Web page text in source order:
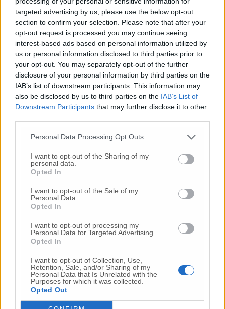
targeted advertising by us, please use the below opt-out
section to confirm your selection. Please note that after your
opt-out request is processed you may continue seeing
interest-based ads based on personal information utilized by
us or personal information disclosed to third parties prior to
your opt-out. You may separately opt-out of the further
disclosure of your personal information by third parties on the
IAB’s list of downstream participants. This information may
also be disclosed by us to third parties on the IAB’s List of
Downstream Participants that may further disclose it to other
Personal Data Processing Opt Outs
I want to opt-out of the Sharing of my
personal data.
Opted In
I want to opt-out of the Sale of my
Personal Data.
Opted In
I want to opt-out of processing my
Personal Data for Targeted Advertising.
Opted In
I want to opt-out of Collection, Use,
Retention, Sale, and/or Sharing of my
Personal Data that Is Unrelated with the
Purposes for which it was collected.
Opted Out
sarà distribuito ai partecipanti.
«Il porto è parte integrante della città di
Ancona – spiega in una nota
Garofalo, presidente Autorità di sistema
portuale del mare Adriatico centrale –. Con
queste visite desideriamo arricchire la
conoscenza della sua storia e del patrimonio